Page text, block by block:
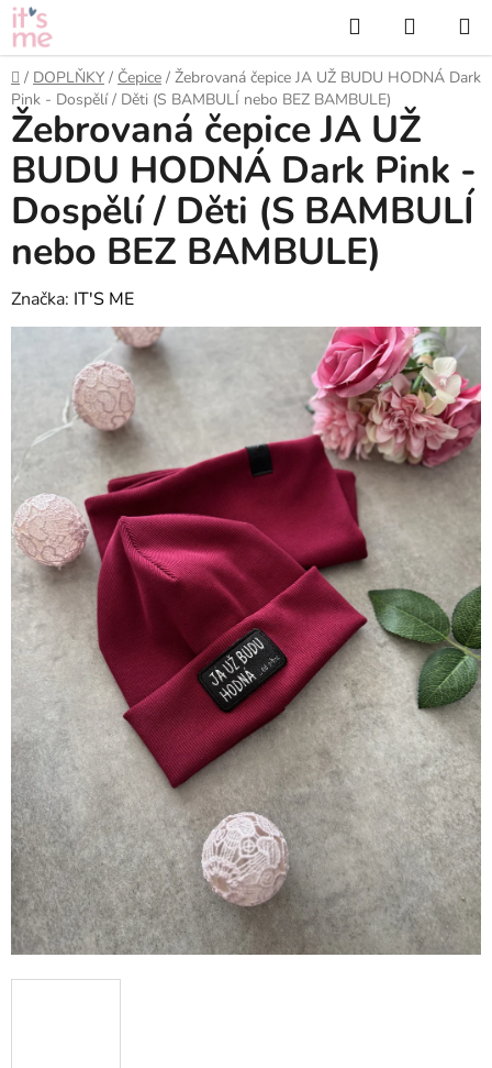
Přejít
na
obsah
Hledat
KOŠÍK
Domů
/ DOPLŇKY / Čepice / Žebrovaná čepice JA UŽ BUDU HODNÁ Dark
Pink - Dospělí / Děti (S BAMBULÍ nebo BEZ BAMBULE)
Žebrovaná čepice JA UŽ
BUDU HODNÁ Dark Pink -
Dospělí / Děti (S BAMBULÍ
nebo BEZ BAMBULE)
Značka: IT'S ME